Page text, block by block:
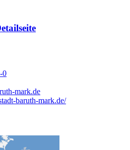
0
mark.de
baruth-mark.de/